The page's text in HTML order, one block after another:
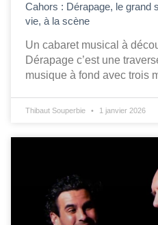
Cahors : Dérapage, le
vie, à la scène
Un cabaret musical à
Dérapage c’est une
musique à fond avec trois
Thibaut Souperbie 1 janvier 2026